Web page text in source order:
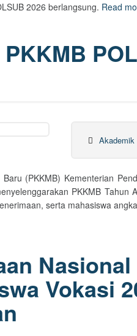
2026 berlangsung. Read
Akademik
(PKKMB) Kementerian
PKKMB Tahun
serta mahasiswa
Nasional
Vokasi